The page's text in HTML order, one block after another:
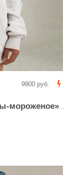
9900 руб.
в стиле каваи